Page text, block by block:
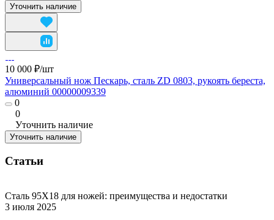
Уточнить наличие
10 000 ₽/шт
Универсальный нож Пескарь, сталь ZD 0803, рукоять береста,
алюминий 00000009339
0
0
Уточнить наличие
Уточнить наличие
Статьи
Сталь 95Х18 для ножей: преимущества и недостатки
3 июля 2025